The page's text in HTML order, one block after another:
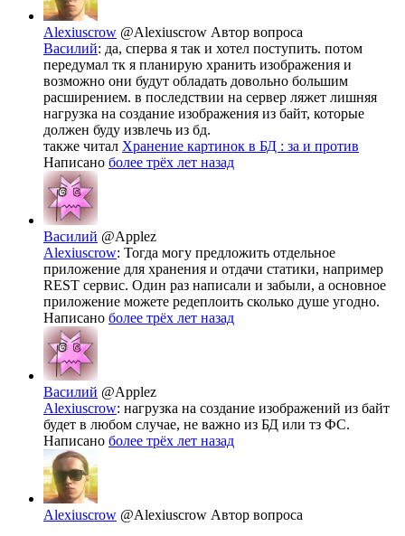
Alexiuscrow @Alexiuscrow Автор вопроса
Василий: да, сперва я так и хотел поступить. потом
передумал тк я планирую хранить изображения и
возможно они будут обладать довольно большим
расширением. в последствии на сервер ляжет лишняя
нагрузка на создание изображения из байт, которые
должен буду извлечь из бд.
также читал Хранение картинок в БД : за и против
Написано более трёх лет назад
Василий @Applez
Alexiuscrow: Тогда могу предложить отдельное
приложение для хранения и отдачи статики, например
REST сервис. Один раз написали и забыли, а основное
приложение можете редеплоить сколько душе угодно.
Написано более трёх лет назад
Василий @Applez
Alexiuscrow: нагрузка на создание изображений из байт
будет в любом случае, не важно из БД или тз ФС.
Написано более трёх лет назад
Alexiuscrow @Alexiuscrow Автор вопроса